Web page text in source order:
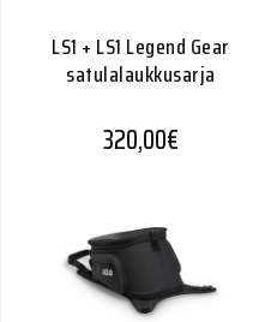
LS1 + LS1 Legend Gear
satulalaukkusarja
320,00€